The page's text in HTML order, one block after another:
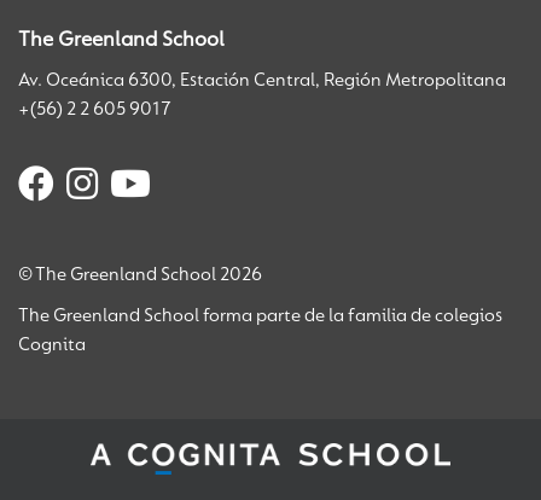
The Greenland School
Av. Oceánica 6300, Estación Central, Región Metropolitana
+(56) 2 2 605 9017
© The Greenland School 2026
The Greenland School forma parte de la familia de colegios
Cognita